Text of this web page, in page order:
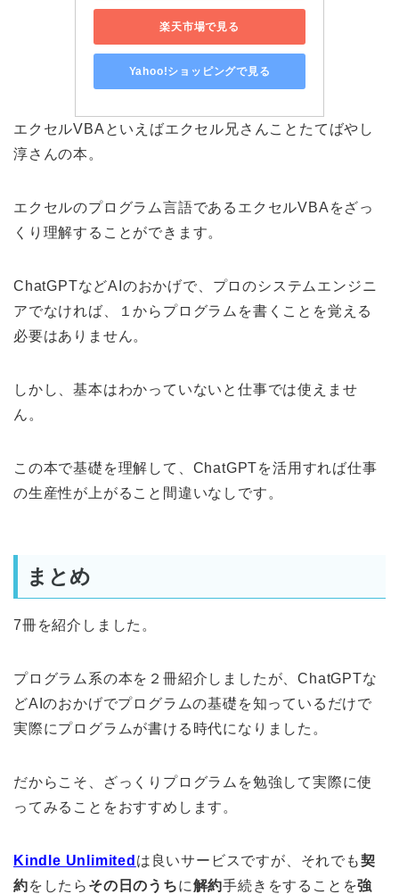
楽天市場で見る
Yahoo!ショッピングで見る
エクセルVBAといえばエクセル兄さんことたてばやし
淳さんの本。
エクセルのプログラム言語であるエクセルVBAをざっ
くり理解することができます。
ChatGPTなどAIのおかげで、プロのシステムエンジニ
アでなければ、１からプログラムを書くことを覚える
必要はありません。
しかし、基本はわかっていないと仕事では使えませ
ん。
この本で基礎を理解して、ChatGPTを活用すれば仕事
の生産性が上がること間違いなしです。
まとめ
7冊を紹介しました。
プログラム系の本を２冊紹介しましたが、ChatGPTな
どAIのおかげでプログラムの基礎を知っているだけで
実際にプログラムが書ける時代になりました。
だからこそ、ざっくりプログラムを勉強して実際に使
ってみることをおすすめします。
Kindle Unlimited は良いサービスですが、それでも契
約をしたら その日のうちに解約手続きをすることを強